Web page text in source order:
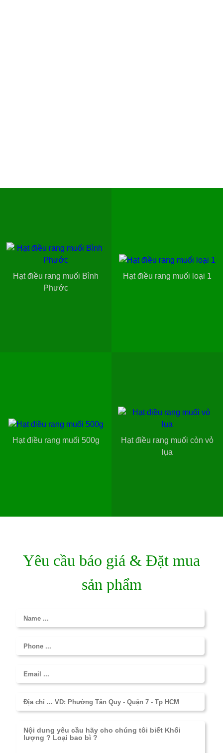
Hạt điều rang muối Bình
Phước
Hạt điều rang muối loại 1
Hạt điều rang muối 500g
Hạt điều rang muối còn vỏ
lụa
Yêu cầu báo giá & Đặt mua
sản phẩm